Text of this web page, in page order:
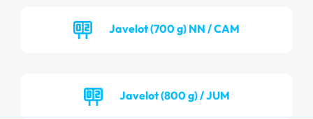
Javelot (700 g) NN / CAM
Javelot (800 g) / JUM